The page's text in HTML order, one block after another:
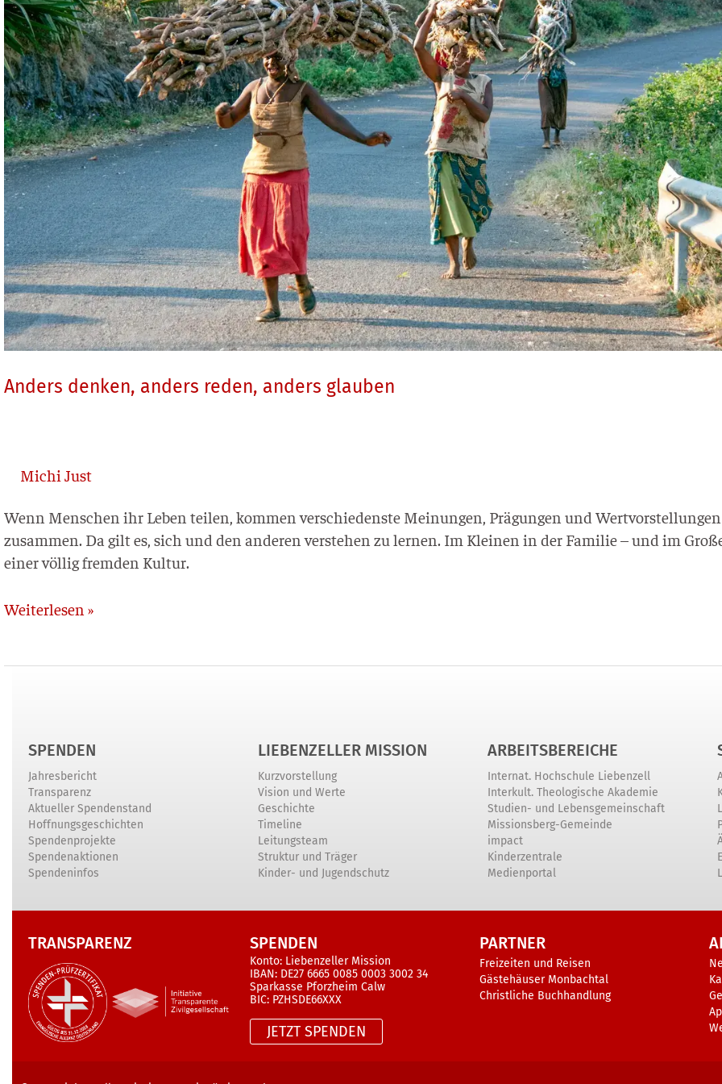
Anders denken, anders reden, anders glauben
Michi Just
Wenn Men­schen ihr Leben tei­len, kom­men ver­schie­dens­te Mei­nun­gen, Prä­gun­gen und Wert­vor­stel­lun­gen
zusam­men. Da gilt es, sich und den ande­ren ver­ste­hen zu ler­nen. Im Klei­nen in der Fami­lie – und im
einer völ­lig frem­den Kultur.
reden,
anders
glauben
Weiterlesen »
SPENDEN
Jahresbericht
Transparenz
Aktueller Spendenstand
Hoffnungsgeschichten
Spendenprojekte
Spendenaktionen
Spendeninfos
LIEBENZELLER MISSION
Kurzvorstellung
Vision und Werte
Geschichte
Timeline
Leitungsteam
Struktur und Träger
Kinder- und Jugendschutz
ARBEITSBEREICHE
Internat. Hochschule Liebenzell
Interkult. Theologische Akademie
Studien- und Lebensgemeinschaft
Missionsberg-Gemeinde
impact
Kinderzentrale
Medienportal
TRANSPARENZ SPENDEN
Konto: Liebenzeller Mission
IBAN: DE27 6665 0085 0003 3002 34
Sparkasse Pforzheim Calw
BIC: PZHSDE66XXX
JETZT SPENDEN
PARTNER
Freizeiten und Reisen
Gästehäuser Monbachtal
Christliche Buchhandlung